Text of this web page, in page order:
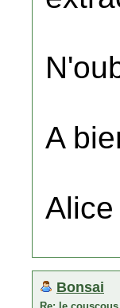
A
Bonsai